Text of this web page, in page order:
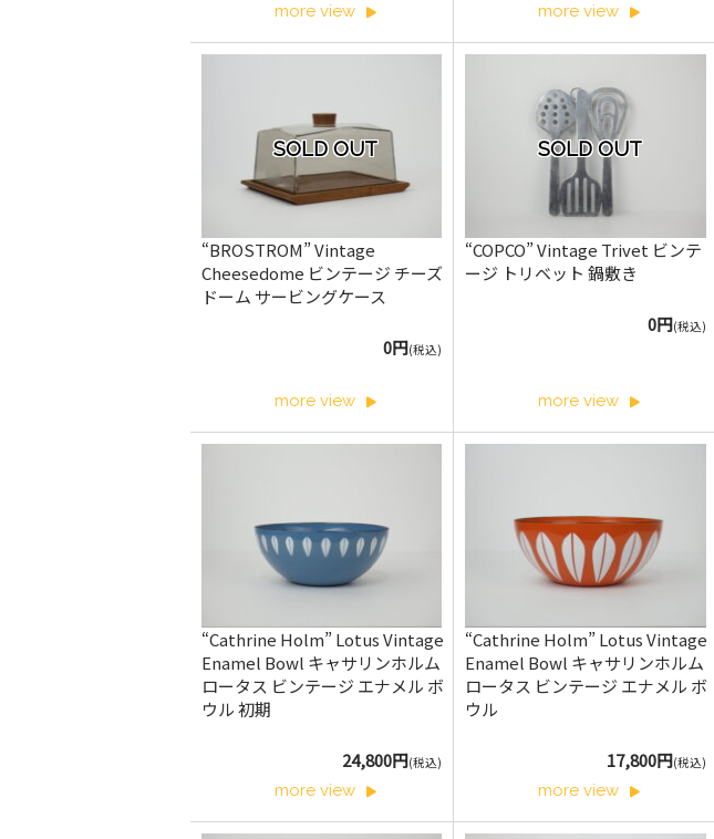
more view more view
SOLD OUT
“BROSTROM” Vintage
Cheesedome ビンテージ チーズ
ドーム サービングケース
0円(税込)
more view
SOLD OUT
“COPCO” Vintage Trivet ビンテ
ージ トリベット 鍋敷き
0円(税込)
more view
“Cathrine Holm” Lotus Vintage
Enamel Bowl キャサリンホルム
ロータス ビンテージ エナメル ボ
ウル 初期
24,800円(税込)
more view
“Cathrine Holm” Lotus Vintage
Enamel Bowl キャサリンホルム
ロータス ビンテージ エナメル ボ
ウル
17,800円(税込)
more view